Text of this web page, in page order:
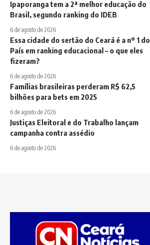
Ipaporanga tem a 2ª melhor educação do
Brasil, segundo ranking do IDEB
6 de agosto de 2026
Essa cidade do sertão do Ceará é a nº 1 do
País em ranking educacional – o que eles
fizeram?
6 de agosto de 2026
Famílias brasileiras perderam R$ 62,5
bilhões para bets em 2025
6 de agosto de 2026
Justiças Eleitoral e do Trabalho lançam
campanha contra assédio
6 de agosto de 2026